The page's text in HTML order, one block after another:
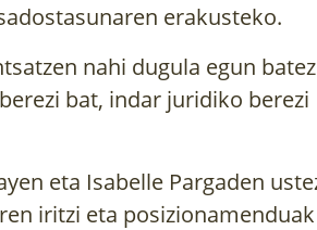
erakusteko.
nahi dugula egun batez
bat, indar juridiko berezi
eta Isabelle Pargaden
iritzi eta posizionamenduak